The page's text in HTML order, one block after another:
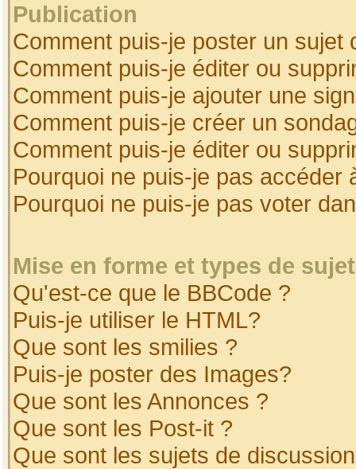
Publication
Comment puis-je poster un sujet
Comment puis-je éditer ou
Comment puis-je ajouter une
Comment puis-je créer un
Comment puis-je éditer ou
Pourquoi ne puis-je pas accéder
Pourquoi ne puis-je pas voter
Mise en forme et types de
Qu'est-ce que le BBCode ?
Puis-je utiliser le HTML?
Que sont les smilies ?
Puis-je poster des Images?
Que sont les Annonces ?
Que sont les Post-it ?
Que sont les sujets de